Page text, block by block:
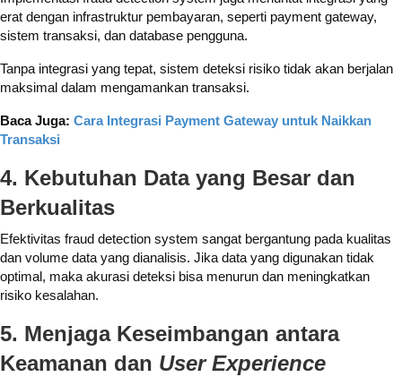
erat dengan infrastruktur pembayaran, seperti payment gateway,
sistem transaksi, dan database pengguna.
Tanpa integrasi yang tepat, sistem deteksi risiko tidak akan berjalan
maksimal dalam mengamankan transaksi.
Baca Juga: Cara Integrasi Payment Gateway untuk Naikkan
Transaksi
4. Kebutuhan Data yang Besar dan
Berkualitas
Efektivitas fraud detection system sangat bergantung pada kualitas
dan volume data yang dianalisis. Jika data yang digunakan tidak
optimal, maka akurasi deteksi bisa menurun dan meningkatkan
risiko kesalahan.
5. Menjaga Keseimbangan antara
Keamanan dan User Experience